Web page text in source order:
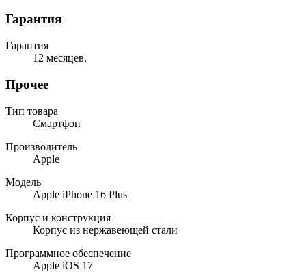
Гарантия
Гарантия
12 месяцев.
Прочее
Тип товара
Смартфон
Производитель
Apple
Модель
Apple iPhone 16 Plus
Корпус и конструкция
Корпус из нержавеющей стали
Программное обеспечение
Apple iOS 17